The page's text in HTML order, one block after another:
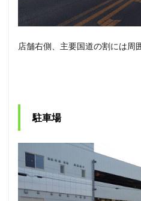
店舗右側、主要国道の割には周
駐車場